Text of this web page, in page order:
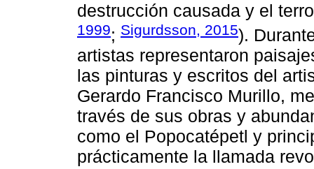
destrucción causada y el
1999; Sigurdsson, 2015).
artistas representaron
las pinturas y escritos del
Gerardo Francisco Murillo,
través de sus obras y
como el Popocatépetl y
prácticamente la llamada